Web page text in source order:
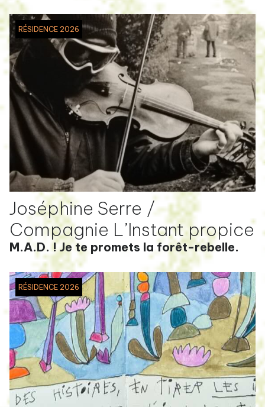
RÉSIDENCE 2026
Joséphine Serre /
Compagnie L’Instant propice
M.A.D. ! Je te promets la forêt-rebelle.
RÉSIDENCE 2026